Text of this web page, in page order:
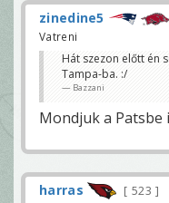
zinedine5
Vatreni
Hát szezon előtt én
Tampa-ba. :/
Bazzani
Mondjuk a Patsbe
harras 523